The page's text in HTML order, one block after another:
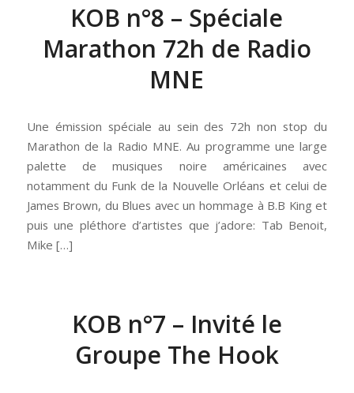
KOB n°8 – Spéciale
Marathon 72h de Radio
MNE
Une émission spéciale au sein des 72h non stop du
Marathon de la Radio MNE. Au programme une large
palette de musiques noire américaines avec
notamment du Funk de la Nouvelle Orléans et celui de
James Brown, du Blues avec un hommage à B.B King et
puis une pléthore d’artistes que j’adore: Tab Benoit,
Mike […]
KOB n°7 – Invité le
Groupe The Hook